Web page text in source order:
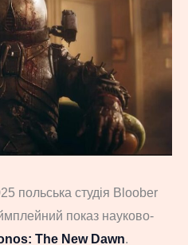
польська студія Bloober
показ науково-
The New Dawn.